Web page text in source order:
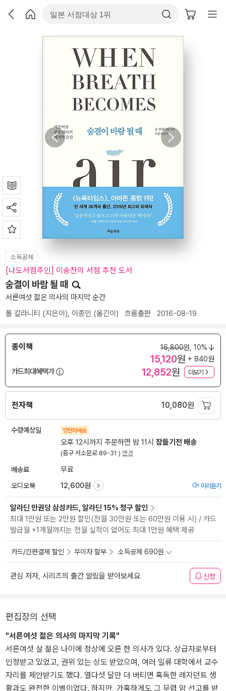
소득공제
[나도서점주인] 이송찬의 서점 추천 도서
숨결이 바람 될 때
서른여섯 젊은 의사의 마지막 순간
폴 칼라니티 (지은이), 이종인 (옮긴이) 흐름출판 2016-08-19
종이책 16,800원, 10%
15,120원 + 840원
카드최대혜택가
12,852원 더보기
전자책 10,080원
수령예상일 양탄자배송
오후 12시까지 주문하면 밤 11시 잠들기전 배송
(중구 서소문로 89-31 ) 변경
배송료 무료
오디오북 12,600원 미리듣기
알라딘 만권당 삼성카드, 알라딘 15% 청구 할인
최대 1만원 또는 2만원 할인(전월 30만원 또는 60만원 이용 시) / 카드
발급월 +1개월까지는 전월 실적이 없어도 최대 1만원 혜택 제공
카드/간편결제 할인 무이자 할부 소득공제 690원
관심 저자, 시리즈의 출간 알림을 받아보세요 신청
편집장의 선택
"서른여섯 젊은 의사의 마지막 기록"
서른여섯 살 젊은 나이에 정상에 오른 한 의사가 있다. 상급자로부터
인정받고 있었고, 권위 있는 상도 받았으며, 여러 일류 대학에서 교수
자리를 제안받기도 했다. 열다섯 달만 더 버티면 혹독한 레지던트 생
활과도 완전한 이별이었다. 하지만, 가혹하게도 그 무렵 암 선고를 받